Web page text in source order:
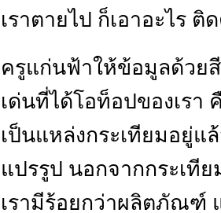
เราตายไป ก็เอาอะไร ติ
ครูแก่นฟ้าให้ข้อมูลด้ว
เด่นที่ได้โอท็อปของเรา
เป็นแหล่งกระเทียมอยู่แ
แปรรูป นอกจากกระเที
เรามีร้อยกว่าผลิตภัณฑ์